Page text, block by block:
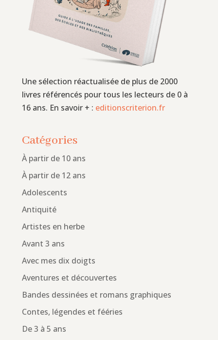
Une sélection réactualisée de plus de 2000
livres référencés pour tous les lecteurs de 0 à
16 ans. En savoir + : editionscriterion.fr
Catégories
À partir de 10 ans
À partir de 12 ans
Adolescents
Antiquité
Artistes en herbe
Avant 3 ans
Avec mes dix doigts
Aventures et découvertes
Bandes dessinées et romans graphiques
Contes, légendes et fééries
De 3 à 5 ans